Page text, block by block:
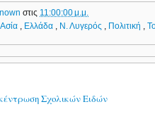
στις 11:00:00 μ.μ.
,Ασία Ελλάδα Ν. Λυγερός Πολιτική ,
Σχολικών Ειδών